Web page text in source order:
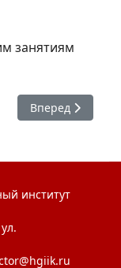
занятиям
веков и
Следующий:
Вперед
институт